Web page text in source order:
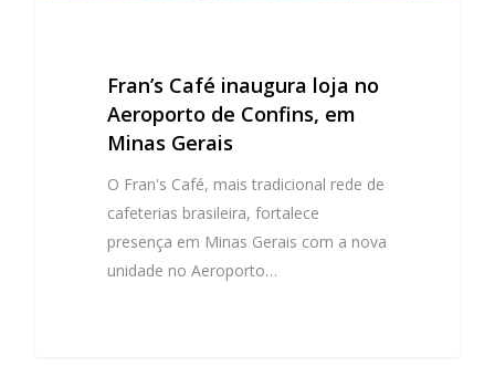
Fran’s Café inaugura loja no
Aeroporto de Confins, em
Minas Gerais
O Fran's Café, mais tradicional rede de
cafeterias brasileira, fortalece
presença em Minas Gerais com a nova
unidade no Aeroporto…